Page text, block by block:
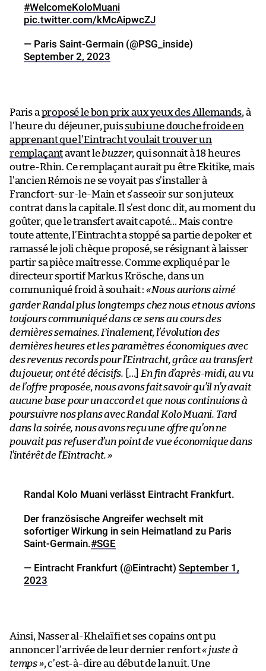
#WelcomeKoloMuani
pic.twitter.com/kMcAipwcZJ
— Paris Saint-Germain (@PSG_inside)
September 2, 2023
Paris a proposé le bon prix aux yeux des Allemands, à
l’heure du déjeuner, puissubi une douche froide en
apprenant que l’Eintracht voulait trouver un
remplaçantavant lebuzzer, qui sonnait à 18 heures
outre-Rhin. Ce remplaçant aurait pu être Ekitike, mais
l’ancien Rémois ne se voyait pas s’installer à
Francfort-sur-le-Main et s’asseoir sur son juteux
contrat dans la capitale. Il s’est donc dit, au moment du
goûter, que le transfert avait capoté… Mais contre
toute attente, l’Eintracht a stoppé sa partie de poker et
ramassé le joli chèque proposé, se résignant à laisser
partir sa pièce maîtresse. Comme expliqué par le
directeur sportif Markus Krösche, dans un
communiqué froid à souhait : «Nous aurions aimé
garder Randal plus longtemps chez nous et nous avions
toujours communiqué dans ce sens au cours des
dernières semaines. Finalement, l’évolution des
dernières heures et les paramètres économiques avec
des revenus records pour l’Eintracht, grâce au transfert
du joueur, ont été décisifs.
[…] En fin d’après-midi, au vu
de l’offre proposée, nous avons fait savoir qu’il n’y avait
aucune base pour un accord et que nous continuions à
poursuivre nos plans avec Randal Kolo Muani. Tard
dans la soirée, nous avons reçu une offre qu’on ne
pouvait pas refuser d’un point de vue économique dans
l’intérêt de l’Eintracht. »
Randal Kolo Muani verlässt Eintracht Frankfurt.
Der französische Angreifer wechselt mit
sofortiger Wirkung in sein Heimatland zu Paris
Saint-Germain.#SGE
— Eintracht Frankfurt (@Eintracht) September 1,
2023
Ainsi, Nasser al-Khelaïfi et ses copains ont pu
annoncer l’arrivée de leur dernier renfort« juste à
temps », c’est-à-dire au début de la nuit. Une